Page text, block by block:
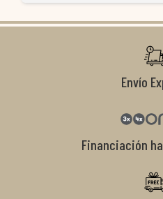
Envío
Financiación